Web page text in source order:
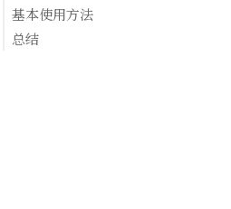
在基于 Debian 的系统 (Ubuntu,
安装
基本使用方法
Docker 基本使用方法
总结